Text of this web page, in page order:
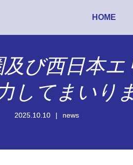
HOME
び西日本
してまいり
2025.10.10 news